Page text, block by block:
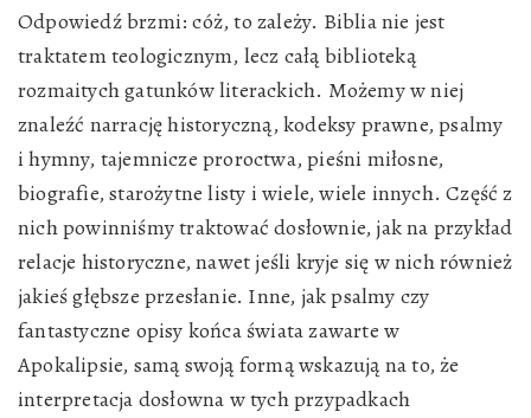
Odpowiedź brzmi: cóż, to zależy. Biblia nie jest
traktatem teologicznym, lecz całą biblioteką
rozmaitych gatunków literackich. Możemy w niej
znaleźć narrację historyczną, kodeksy prawne, psalmy
i hymny, tajemnicze proroctwa, pieśni miłosne,
biografie, starożytne listy i wiele, wiele innych. Część z
nich powinniśmy traktować dosłownie, jak na przykład
relacje historyczne, nawet jeśli kryje się w nich również
jakieś głębsze przesłanie. Inne, jak psalmy czy
fantastyczne opisy końca świata zawarte w
Apokalipsie, samą swoją formą wskazują na to, że
interpretacja dosłowna w tych przypadkach